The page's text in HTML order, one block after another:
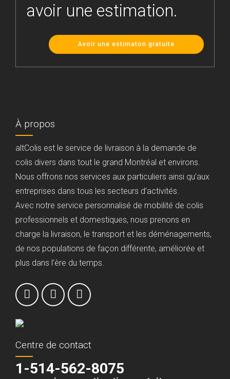
avoir une estimation.
Avoir une estimaton gratuite
À propos
altColis est le service de livraison à la demande de
colis divers dans tout le grand Montréal et environs.
Nous offrons nos services aux particuliers ainsi qu’aux
entreprises dans tous les secteurs d’activités.
Avec notre service personnalisé de mobilité de colis
professionnels et domestiques, nous prenons en
charge la livraison, le transport et les déménagements,
de nos populations de façon différente, améliorée et
plus dans l’ère du temps.
Centre de contact
1-514-562-8075